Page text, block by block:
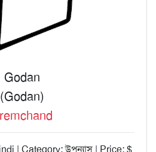
Godan
(Godan)
| Category: উপন্যাস | Price: $